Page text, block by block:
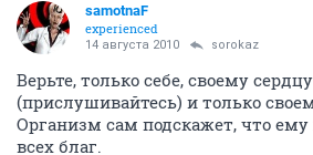
samotnaF
experienced
14 августа 2010 sorokaz
Верьте, только себе, своему сердцу
(прислушивайтесь) и только
Организм сам подскажет, что
всех благ.